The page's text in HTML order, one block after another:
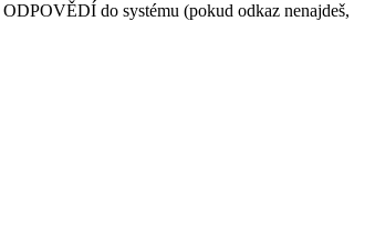
do systému (pokud odkaz nenajdeš,